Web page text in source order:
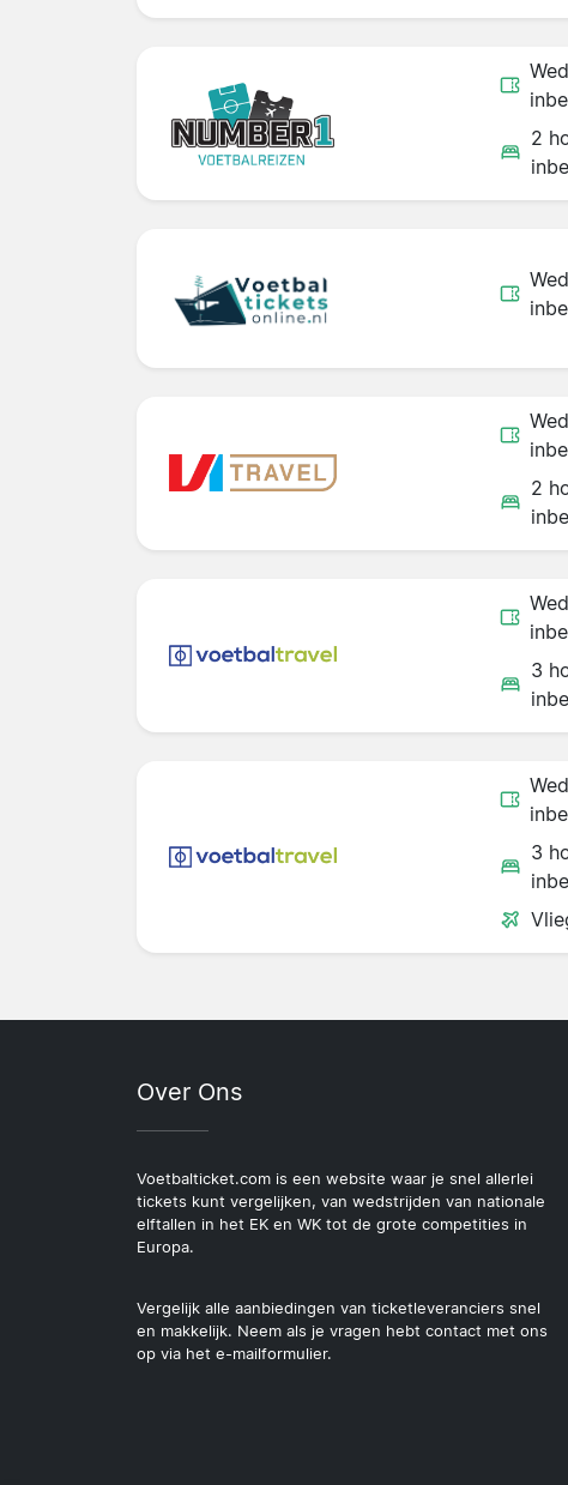
2
2
3
3
Over Ons
Voetbalticket.com is een website waar je snel allerlei
tickets kunt vergelijken, van wedstrijden van nationale
elftallen in het EK en WK tot de grote competities in
Europa.
Vergelijk alle aanbiedingen van ticketleveranciers snel
en makkelijk. Neem als je vragen hebt contact met ons
op via het e-mailformulier.